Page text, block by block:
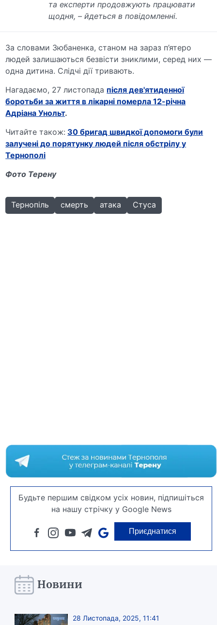
та експерти продовжують працювати
щодня, – йдеться в повідомленні.
За словами Зюбаненка, станом на зараз п’ятеро
людей залишаються безвісти зниклими, серед них —
одна дитина. Слідчі дії тривають.
Нагадаємо, 27 листопада після дев'ятиденної
боротьби за життя в лікарні померла 12-річна
Адріана Унольт.
Читайте також: 30 бригад швидкої допомоги були
залучені до порятунку людей після обстрілу у
Тернополі
Фото Терену
Тернопіль смерть атака Стуса
Будьте першим свідком усіх новин, підпишіться
на нашу стрічку у Google News
Приєднатися
Новини
28 Листопада, 2025, 11:41